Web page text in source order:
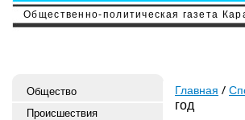
Общественно-политическая газета
Общество
Происшествия
Главная
год